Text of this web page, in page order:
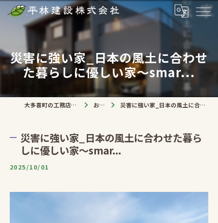
災害に強い家_日本の風土に合わせ
た暮らしに優しい家〜smar...
大多喜町の工務店なら平林建設株式会社 お知らせ 災害に強い家_日本の風土に合わせた暮らしに優しい家〜smar...
災害に強い家_日本の風土に合わせた暮ら
しに優しい家〜smar...
2025/10/01